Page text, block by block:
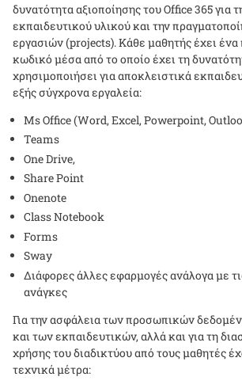
δυνατότητα αξιοποίησης τουOffice365 για
εκπαιδευτικού υλικού και την
εργασιών (projects). Κάθε μαθητής έχει
κωδικό μέσα από το οποίο έχει τη
χρησιμοποιήσει για αποκλειστικά
εξής σύγχρονα εργαλεία:
Ms Office (Word, Excel, Powerpoint,
Teams
One Drive,
Share Point
Onenote
Class Notebook
Forms
Sway
Διάφορες άλλες εφαρμογές ανάλογα με
ανάγκες
Για την ασφάλεια των προσωπικών
και των εκπαιδευτικών, αλλά και για τη
χρήσης του διαδικτύου από τους μαθητές
τεχνικά μέτρα: